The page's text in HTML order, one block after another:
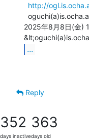
http://
2025年8月8日(金)
...
Reply
352
days inactive
363
days old